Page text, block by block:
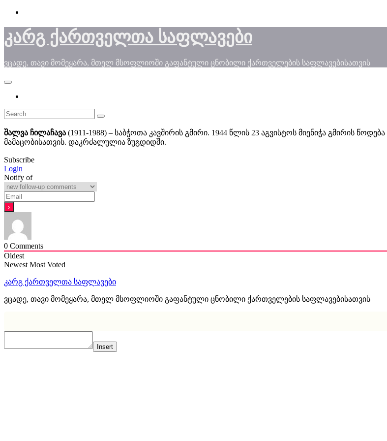
Skip
content
კარგ ქართველთა საფლავები
ვცადე, თავი მომეყარა, მთელ მსოფლიოში გაფანტული ცნობილი ქართველების საფლავებისათვის
შალვა ჩილაჩავა (1911-1988) – საბჭოთა კავშირის გმირი. 1944 წლის 23 აგვისტოს მიენიჭა გმირის
მამაცობისათვის. დაკრძალულია ზუგდიდში.
Subscribe
Login
Notify of
0 Comments
Oldest
Newest Most Voted
კარგ ქართველთა საფლავები
ვცადე, თავი მომეყარა, მთელ მსოფლიოში გაფანტული ცნობილი ქართველების საფლავებისათვის
Insert